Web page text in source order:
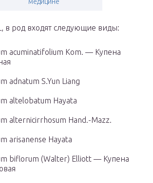
в род входят следующие виды:
acuminatifolium Kom. — Купена
adnatum S.Yun Liang
altelobatum Hayata
alternicirrhosum Hand.-Mazz.
arisanense Hayata
biflorum (Walter) Elliott — Купена